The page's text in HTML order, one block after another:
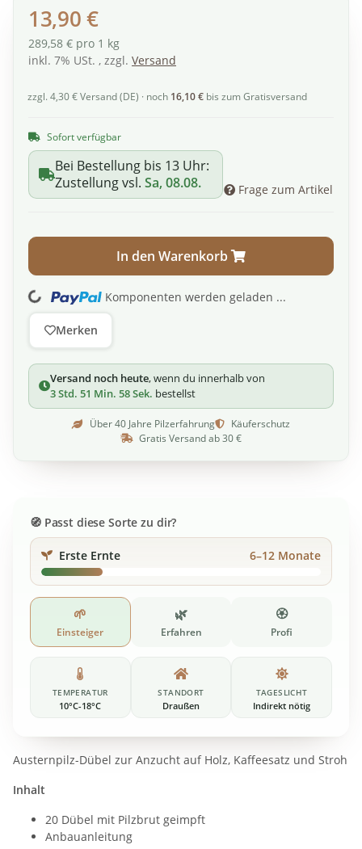
Passt diese Sorte zu dir?
Erste Ernte 6–12 Monate
🌱
Einsteiger
🌿
Erfahren
🏵️
Profi
TEMPERATUR
10°C-18°C
STANDORT
Draußen
TAGESLICHT
Indirekt nötig
Austernpilz-Dübel zur Anzucht auf Holz, Kaffeesatz und Stroh
Inhalt
20 Dübel mit Pilzbrut geimpft
Anbauanleitung
13,90 €
289,58 € pro 1 kg
inkl. 7% USt. , zzgl. Versand
zzgl. 4,30 € Versand (DE) · noch 16,10 € bis zum Gratisversand
Sofort verfügbar
Bei Bestellung bis 13 Uhr:
Zustellung vsl. Sa, 08.08. Frage zum Artikel
In den Warenkorb
Komponenten werden geladen ...
Merken
Versand noch heute, wenn du innerhalb von
3 Std. 51 Min. 58 Sek. bestellst
Über 40 Jahre Pilzerfahrung
Käuferschutz
Gratis Versand ab 30 €